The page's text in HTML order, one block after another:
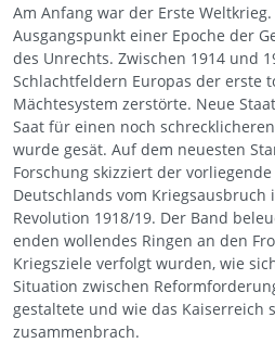
Am Anfang war der Erste
Ausgangspunkt einer Epoche der
des Unrechts. Zwischen 1914 und
Schlachtfeldern Europas der erste
Mächtesystem zerstörte. Neue
Saat für einen noch
wurde gesät. Auf dem neuesten
Forschung skizziert der
Deutschlands vom Kriegsausbruch
Revolution 1918/19. Der Band
enden wollendes Ringen an den
Kriegsziele verfolgt wurden, wie
Situation zwischen
gestaltete und wie das Kaiserreich
zusammenbrach.